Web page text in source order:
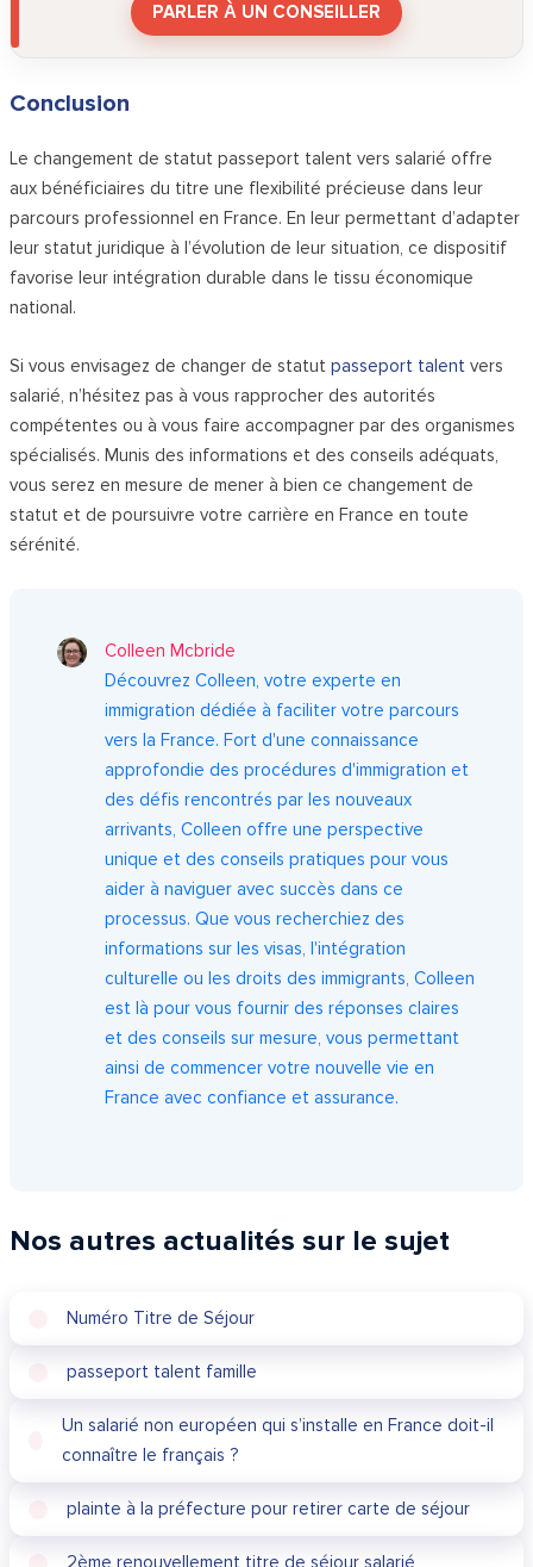
PARLER À UN CONSEILLER
Conclusion
Le changement de statut passeport talent vers salarié offre
aux bénéficiaires du titre une flexibilité précieuse dans leur
parcours professionnel en France. En leur permettant d’adapter
leur statut juridique à l’évolution de leur situation, ce dispositif
favorise leur intégration durable dans le tissu économique
national.
Si vous envisagez de changer de statutpasseport talent vers
salarié, n’hésitez pas à vous rapprocher des autorités
compétentes ou à vous faire accompagner par des organismes
spécialisés. Munis des informations et des conseils adéquats,
vous serez en mesure de mener à bien ce changement de
statut et de poursuivre votre carrière en France en toute
sérénité.
Colleen Mcbride
Découvrez Colleen, votre experte en
immigration dédiée à faciliter votre parcours
vers la France. Fort d'une connaissance
approfondie des procédures d'immigration et
des défis rencontrés par les nouveaux
arrivants, Colleen offre une perspective
unique et des conseils pratiques pour vous
aider à naviguer avec succès dans ce
processus. Que vous recherchiez des
informations sur les visas, l'intégration
culturelle ou les droits des immigrants, Colleen
est là pour vous fournir des réponses claires
et des conseils sur mesure, vous permettant
ainsi de commencer votre nouvelle vie en
France avec confiance et assurance.
Nos autres actualités sur le sujet
Numéro Titre de Séjour
passeport talent famille
Un salarié non européen qui s’installe en France doit-il
connaître le français ?
plainte à la préfecture pour retirer carte de séjour